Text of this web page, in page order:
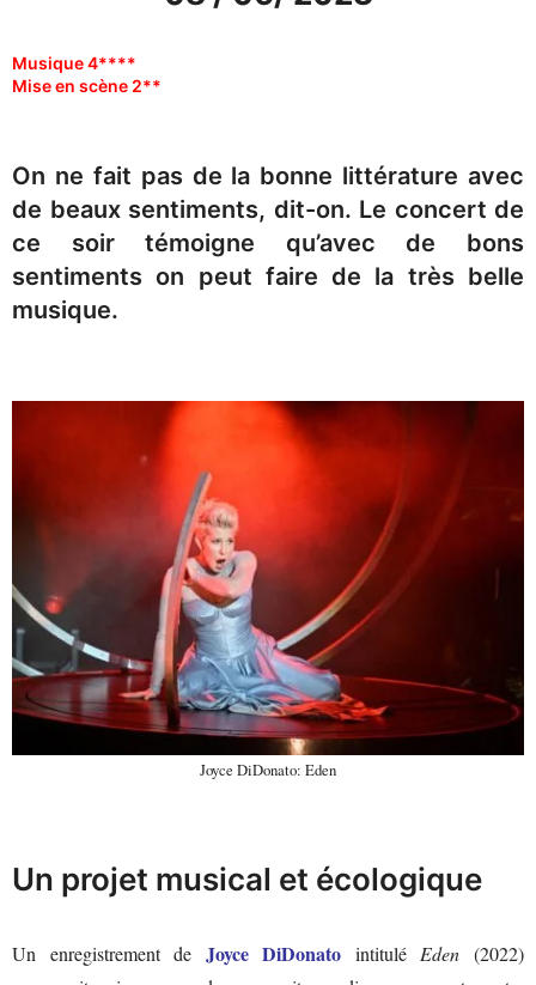
Musique 4****
Mise en scène 2**
On ne fait pas de la bonne littérature avec
de beaux sentiments, dit-on. Le concert de
ce soir témoigne qu’avec de bons
sentiments on peut faire de la très belle
musique.
Joyce DiDonato: Eden
Un projet musical et écologique
Un enregistrement de Joyce DiDonato intitulé Eden (2022)